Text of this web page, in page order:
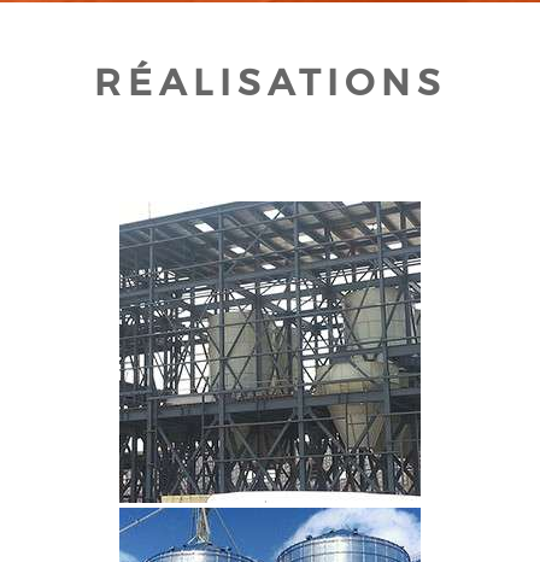
RÉALISATIONS
CLIQUEZ POUR AGRANDIR